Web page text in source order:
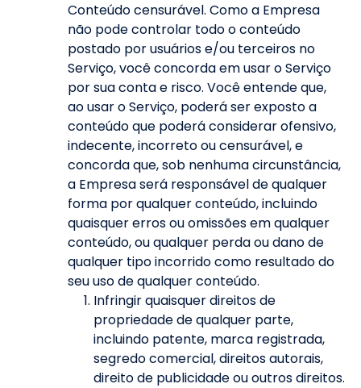
Conteúdo censurável. Como a Empresa
não pode controlar todo o conteúdo
postado por usuários e/ou terceiros no
Serviço, você concorda em usar o Serviço
por sua conta e risco. Você entende que,
ao usar o Serviço, poderá ser exposto a
conteúdo que poderá considerar ofensivo,
indecente, incorreto ou censurável, e
concorda que, sob nenhuma circunstância,
a Empresa será responsável de qualquer
forma por qualquer conteúdo, incluindo
quaisquer erros ou omissões em qualquer
conteúdo, ou qualquer perda ou dano de
qualquer tipo incorrido como resultado do
seu uso de qualquer conteúdo.
Infringir quaisquer direitos de
propriedade de qualquer parte,
incluindo patente, marca registrada,
segredo comercial, direitos autorais,
direito de publicidade ou outros direitos.